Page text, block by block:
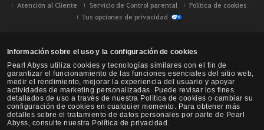
Información sobre el uso y la configuración de cookies
Pearl Abyss utiliza cookies y tecnologías similares con el fin de
garantizar el funcionamiento de las funciones esenciales del sitio web,
medir el rendimiento, mejorar la experiencia del usuario y apoyar
actividades de marketing personalizadas. Puede revisar los fines
detallados de uso a través de nuestra Política de cookies o cambiar su
configuración de cookies en cualquier momento. Para obtener más
detalles sobre el tratamiento de datos personales por parte de Pearl
Abyss, consulte nuestra Política de privacidad.
Atención al Cliente Servicio de Control parental
Política de cookies
Tus opciones de privacidad